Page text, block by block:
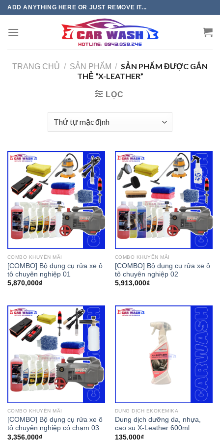
Chuyển
phần
ADD ANYTHING HERE OR JUST REMOVE IT...
TRANG CHỦ / SẢN PHẨM / SẢN PHẨM ĐƯỢC GẮN
THẺ “X-LEATHER”
LỌC
COMBO KHUYẾN MÃI
[COMBO] Bộ dụng cụ rửa xe ô
tô chuyên nghiệp 01
5,870,000₫
COMBO KHUYẾN MÃI
[COMBO] Bộ dụng cụ rửa xe ô
tô chuyên nghiệp 02
5,913,000₫
COMBO KHUYẾN MÃI
[COMBO] Bộ dụng cụ rửa xe ô
tô chuyên nghiệp có chạm 03
3,356,000₫
DUNG DỊCH EKOKEMIKA
Dung dịch dưỡng da, nhựa,
cao su X-Leather 600ml
135,000₫